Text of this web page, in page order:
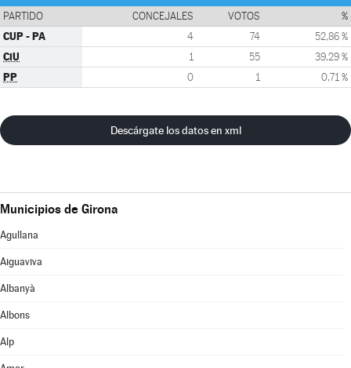
PARTIDO CONCEJALES VOTOS %
CUP - PA 4 74 52,86 %
CiU 1 55 39,29 %
PP 0 1 0,71 %
Descárgate los datos en xml
Municipios de Girona
Agullana
Aiguaviva
Albanyà
Albons
Alp